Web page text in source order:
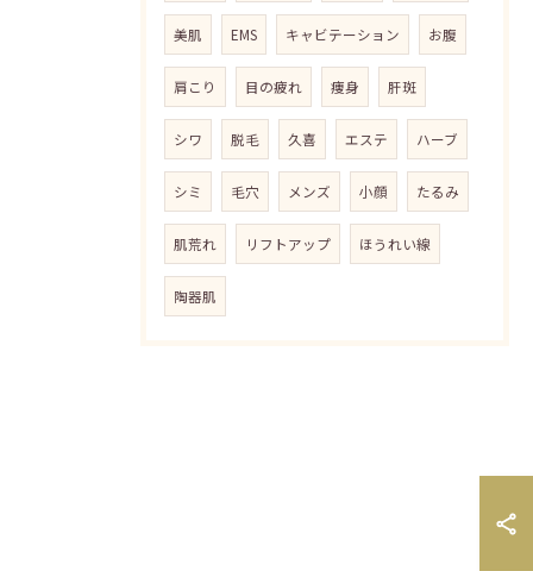
美肌 EMS キャビテーション お腹
肩こり 目の疲れ 痩身 肝斑
シワ 脱毛 久喜 エステ ハーブ
シミ 毛穴 メンズ 小顔 たるみ
肌荒れ リフトアップ ほうれい線
陶器肌